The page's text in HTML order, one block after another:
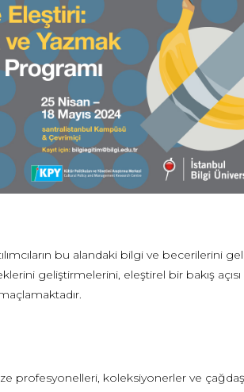
bu alandaki bilgi ve becerilerini
geliştirmelerini, eleştirel bir bakış açısı
profesyonelleri, koleksiyonerler ve